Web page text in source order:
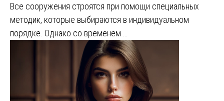
Все сооружения строятся при помощи специальных
методик, которые выбираются в индивидуальном
порядке. Однако со временем …